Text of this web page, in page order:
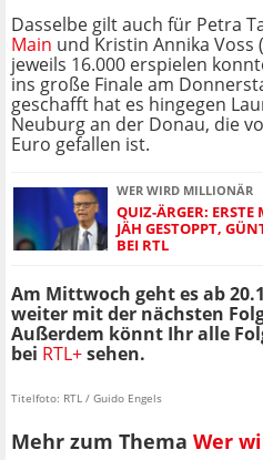
Dasselbe gilt auch für Petra
Main und Kristin Annika Voss
jeweils 16.000 erspielen
ins große Finale am
geschafft hat es hingegen
Neuburg an der Donau, die
Euro gefallen ist.
WER WIRD MILLIONÄR
QUIZ-ÄRGER: ERSTE
JÄH GESTOPPT,
BEI RTL
Am Mittwoch geht es ab
weiter mit der nächsten
Außerdem könnt Ihr alle
bei RTL+sehen.
Titelfoto: RTL / Guido Engels
Mehr zum Thema Wer